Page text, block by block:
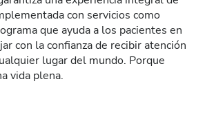
con servicios como
que ayuda a los pacientes en
con la confianza de recibir atención
lugar del mundo. Porque
vida plena.